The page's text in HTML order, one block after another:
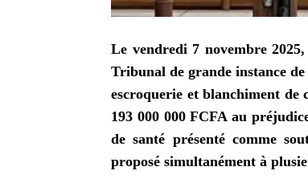
Le vendredi 7 novembre
Tribunal de grande instance
escroquerie et blanchiment de
193 000 000 FCFA au
de santé présenté comme
proposé simultanément à